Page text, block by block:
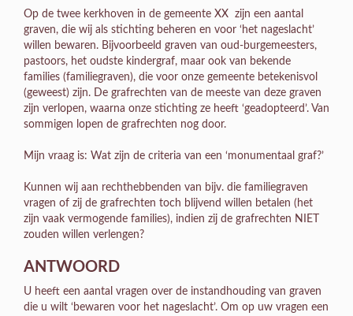
Op de twee kerkhoven in de gemeente XX zijn een aantal
graven, die wij als stichting beheren en voor ‘het nageslacht’
willen bewaren. Bijvoorbeeld graven van oud-burgemeesters,
pastoors, het oudste kindergraf, maar ook van bekende
families (familiegraven), die voor onze gemeente betekenisvol
(geweest) zijn. De grafrechten van de meeste van deze graven
zijn verlopen, waarna onze stichting ze heeft ‘geadopteerd’. Van
sommigen lopen de grafrechten nog door.
Mijn vraag is: Wat zijn de criteria van een ‘monumentaal graf?’
Kunnen wij aan rechthebbenden van bijv. die familiegraven
vragen of zij de grafrechten toch blijvend willen betalen (het
zijn vaak vermogende families), indien zij de grafrechten NIET
zouden willen verlengen?
ANTWOORD
U heeft een aantal vragen over de instandhouding van graven
die u wilt ‘bewaren voor het nageslacht’. Om op uw vragen een